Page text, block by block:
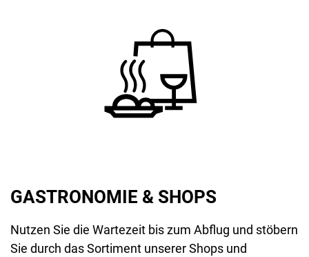
GASTRONOMIE & SHOPS
Nutzen Sie die Wartezeit bis zum Abflug und stöbern
Sie durch das Sortiment unserer Shops und